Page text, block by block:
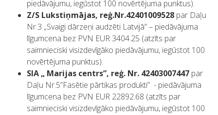
piedāvājumu, iegūstot 100 novērtējuma punktus).
Z/S Lukstiņmājas, reģ.Nr.42401009528 par Daļu
Nr.3 „Svaigi dārzeņi audzēti Latvijā” – piedāvājuma
līgumcena bez PVN EUR 3404.25 (atzīts par
saimnieciski visizdevīgāko piedāvājumu, iegūstot 100
novērtējuma punktus).
SIA „ Marijas centrs”, reģ. Nr. 42403007447 par
Daļu Nr.5”Fasētie pārtikas produkti” - piedāvājuma
līgumcena bez PVN EUR 22892.68 (atzīts par
saimnieciski visizdevīgāko piedāvājumu, iegūstot 100